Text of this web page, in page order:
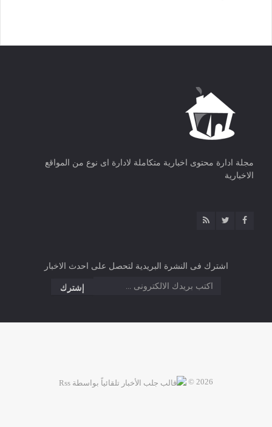
مجلة ادارة محتوى اخبارية متكاملة لادارة اى نوع من المواقع
الاخبارية
اشترك فى النشرة البريدية لتحصل على احدث الاخبار
2026 ©